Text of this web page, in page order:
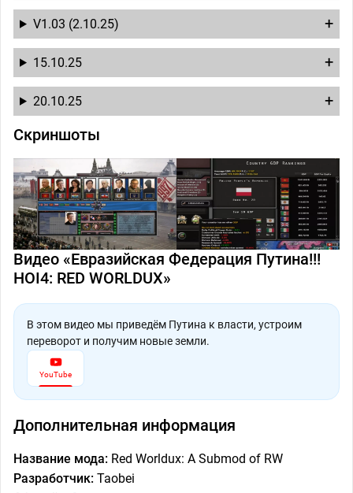
V1.03 (2.10.25)
15.10.25
20.10.25
Скриншоты
Видео «Евразийская Федерация Путина!!!
HOI4: RED WORLDUX»
В этом видео мы приведём Путина к власти, устроим
переворот и получим новые земли.
YouTube
Дополнительная информация
Название мода: Red Worldux: A Submod of RW
Разработчик: Taobei